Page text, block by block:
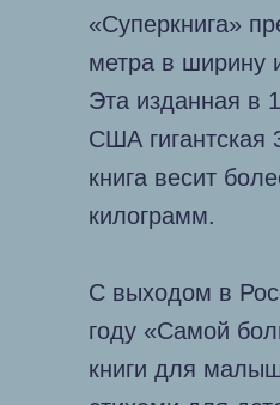
«Суперкнига»
метра в ширину
Эта изданная в
США гигантская
книга весит
килограмм.
С выходом в
году «Самой
книги для